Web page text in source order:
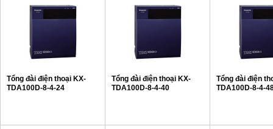
Tổng đài điện thoại KX-
TDA100D-8-4-24
Tổng đài điện thoại KX-
TDA100D-8-4-40
Tổng đài điện
TDA100D-8-4-